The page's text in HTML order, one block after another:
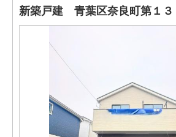
新築戸建 青葉区奈良町第１